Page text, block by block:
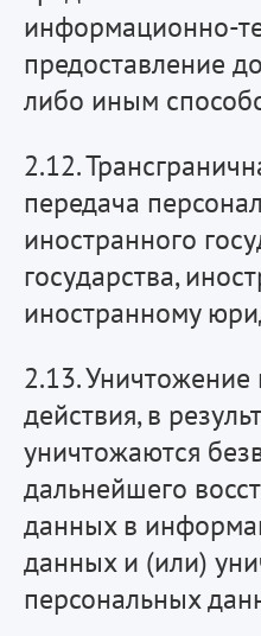
информационно-
предоставление
либо иным
2.12.
передача
иностранного
государства,
иностранному
2.13.
действия, в
уничтожаются
дальнейшего
данных в
данных и (или)
персональных